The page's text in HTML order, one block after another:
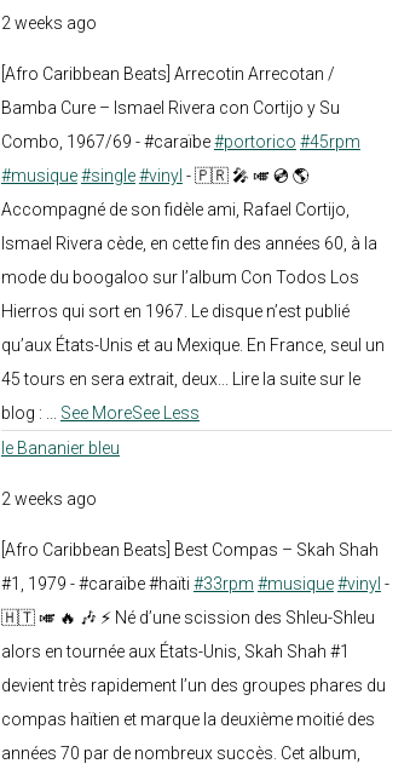
2 weeks ago
[Afro Caribbean Beats] Arrecotin Arrecotan /
Bamba Cure – Ismael Rivera con Cortijo y Su
Combo, 1967/69 - #caraïbe#portorico #45rpm
#musique#single#vinyl - 🇵🇷 🎤 🎺 💿 🌎
Accompagné de son fidèle ami, Rafael Cortijo,
Ismael Rivera cède, en cette fin des années 60, à la
mode du boogaloo sur l’album Con Todos Los
Hierros qui sort en 1967. Le disque n’est publié
qu’aux États-Unis et au Mexique. En France, seul un
45 tours en sera extrait, deux... Lire la suite sur le
blog :
See MoreSee Less
le Bananier bleu
2 weeks ago
[Afro Caribbean Beats] Best Compas – Skah Shah
#1, 1979 - #caraïbe #haïti #33rpm #musique#vinyl -
🇭🇹 🎺 🔥 🎶 ⚡ Né d’une scission des Shleu-Shleu
alors en tournée aux États-Unis, Skah Shah #1
devient très rapidement l’un des groupes phares du
compas haïtien et marque la deuxième moitié des
années 70 par de nombreux succès. Cet album,